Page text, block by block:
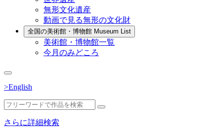
無形文化遺産
動画で見る無形の文化財
全国の美術館・博物館 Museum List
美術館・博物館一覧
今月のみどころ
>English
さらに詳細検索